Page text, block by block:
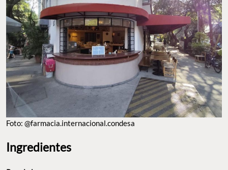
Foto: @farmacia.internacional.condesa
Ingredientes